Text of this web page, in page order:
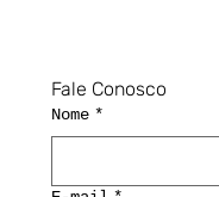
Fale Conosco
Nome *